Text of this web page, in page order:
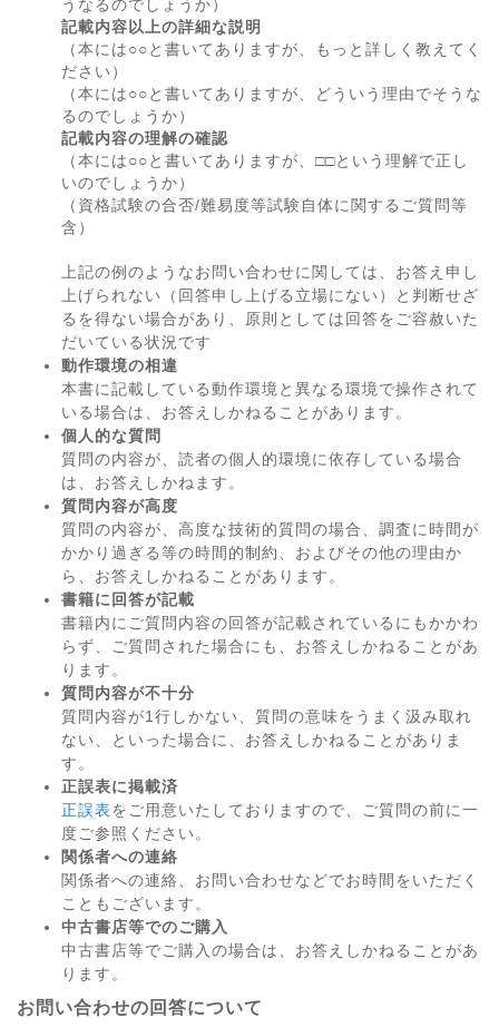
うなるのでしょうか）
記載内容以上の詳細な説明
（本には○○と書いてありますが、もっと詳しく教えてく
ださい）
（本には○○と書いてありますが、どういう理由でそうな
るのでしょうか）
記載内容の理解の確認
（本には○○と書いてありますが、□□という理解で正し
いのでしょうか）
（資格試験の合否/難易度等試験自体に関するご質問等
含）
上記の例のようなお問い合わせに関しては、お答え申し
上げられない（回答申し上げる立場にない）と判断せざ
るを得ない場合があり、原則としては回答をご容赦いた
だいている状況です
動作環境の相違
本書に記載している動作環境と異なる環境で操作されて
いる場合は、お答えしかねることがあります。
個人的な質問
質問の内容が、読者の個人的環境に依存している場合
は、お答えしかねます。
質問内容が高度
質問の内容が、高度な技術的質問の場合、調査に時間が
かかり過ぎる等の時間的制約、およびその他の理由か
ら、お答えしかねることがあります。
書籍に回答が記載
書籍内にご質問内容の回答が記載されているにもかかわ
らず、ご質問された場合にも、お答えしかねることがあ
ります。
質問内容が不十分
質問内容が1行しかない、質問の意味をうまく汲み取れ
ない、といった場合に、お答えしかねることがありま
す。
正誤表に掲載済
正誤表をご用意いたしておりますので、ご質問の前に一
度ご参照ください。
関係者への連絡
関係者への連絡、お問い合わせなどでお時間をいただく
こともございます。
中古書店等でのご購入
中古書店等でご購入の場合は、お答えしかねることがあ
ります。
お問い合わせの回答について